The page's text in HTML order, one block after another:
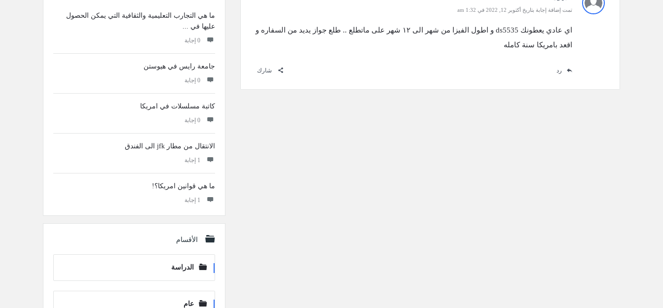
تمت إضافة إجابة بتاريخ أكتوبر 12, 2022 في 1:32 am
اي عادي يعطونك ds5535 و اطول الفيزا من شهر الى ١٢ شهر على ماتطلع .. طلع جواز يديد من السفاره و
اقعد بامريكا سنة كامله
رد شارك
ما هي التجارب التعليمية والثقافية التي يمكن الحصول
عليها في ...
‫0 إجابة
جامعة رايس في هيوستن
‫0 إجابة
كاتبة مسلسلات في امريكا
‫0 إجابة
الانتقال من مطار jfk الى الفندق
‫1 إجابة
ما هي قوانين امريكا؟!
‫1 إجابة
الأقسام
الدراسة
عام